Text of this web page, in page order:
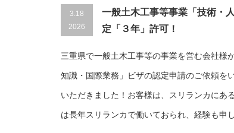
3.18
2026
一般土木工事等事業「技術・
定「３年」許可！
三重県で一般土木工事等の事業を営む会社様
知識・国際業務」ビザの認定申請のご依頼を
いただきました！お客様は、スリランカにあ
は長年スリランカで働いておられ、経験も申